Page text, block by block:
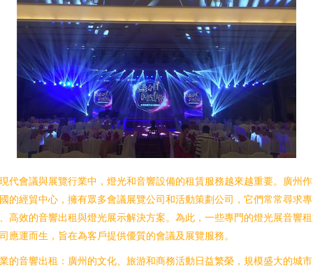
代會議與展覽行業中，燈光和音響設備的租賃服務越來越重要。廣州
的經貿中心，擁有眾多會議展覽公司和活動策劃公司，它們常常尋求專
高效的音響出租與燈光展示解決方案。為此，一些專門的燈光展音響
應運而生，旨在為客戶提供優質的會議及展覽服務。
的音響出租：廣州的文化、旅游和商務活動日益繁榮，規模盛大的城